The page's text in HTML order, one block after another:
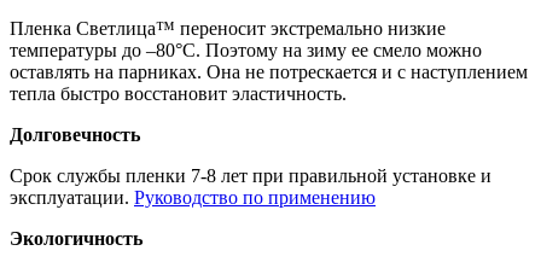
Пленка Светлица™ переносит экстремально низкие
температуры до –80°С. Поэтому на зиму ее смело можно
оставлять на парниках. Она не потрескается и с наступлением
тепла быстро восстановит эластичность.
Долговечность
Срок службы пленки 7-8 лет при правильной установке и
эксплуатации. Руководство по применению
Экологичность